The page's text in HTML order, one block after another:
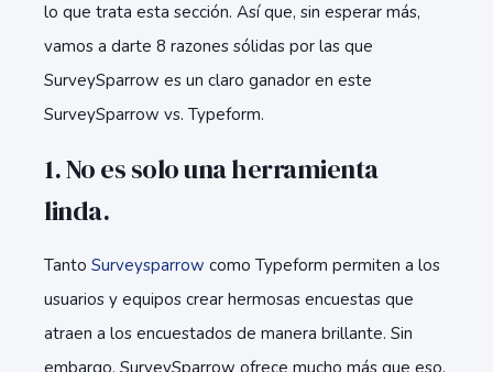
lo que trata esta sección. Así que, sin esperar más,
vamos a darte 8 razones sólidas por las que
SurveySparrow es un claro ganador en este
SurveySparrow vs. Typeform.
1. No es solo una herramienta
linda.
Tanto Surveysparrow como Typeform permiten a los
usuarios y equipos crear hermosas encuestas que
atraen a los encuestados de manera brillante. Sin
embargo, SurveySparrow ofrece mucho más que eso.